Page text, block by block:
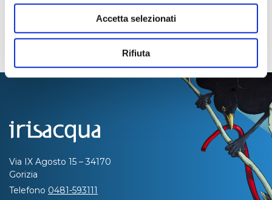
Accetta selezionati
Rifiuta
Via IX Agosto 15 – 34170
Gorizia
Telefono 0481-593111